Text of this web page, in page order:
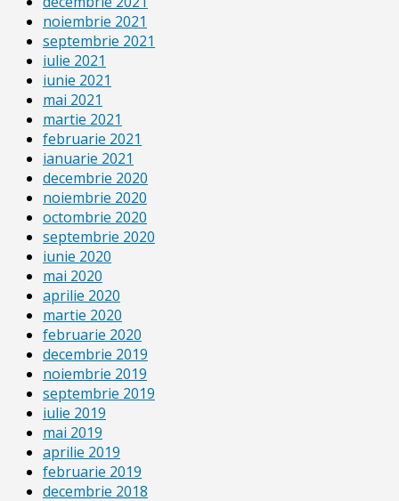
noiembrie 2021
septembrie 2021
iulie 2021
iunie 2021
mai 2021
martie 2021
februarie 2021
ianuarie 2021
decembrie 2020
noiembrie 2020
octombrie 2020
septembrie 2020
iunie 2020
mai 2020
aprilie 2020
martie 2020
februarie 2020
decembrie 2019
noiembrie 2019
septembrie 2019
iulie 2019
mai 2019
aprilie 2019
februarie 2019
decembrie 2018